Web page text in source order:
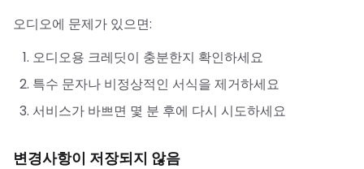
오디오에 문제가 있으면:
오디오용 크레딧이 충분한지 확인하세요
특수 문자나 비정상적인 서식을 제거하세요
서비스가 바쁘면 몇 분 후에 다시 시도하세요
변경사항이 저장되지 않음